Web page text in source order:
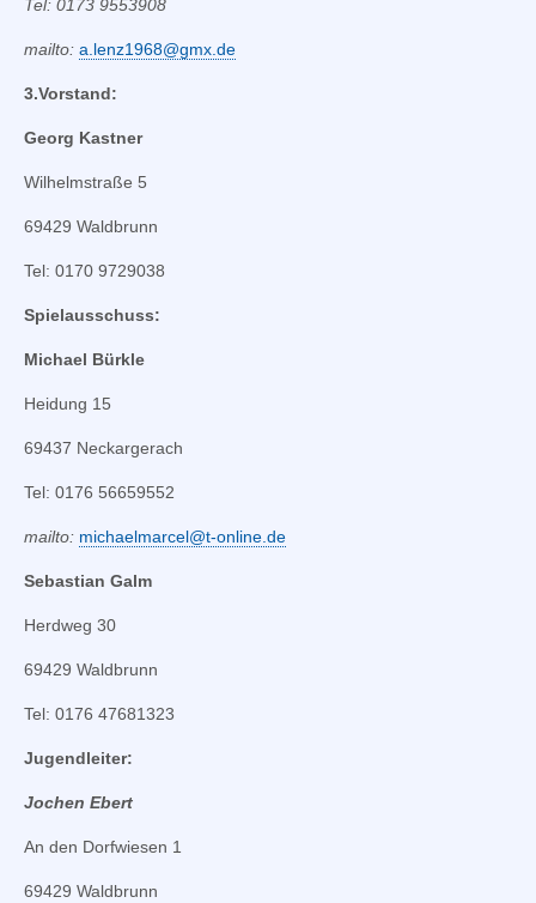
Tel: 0173 9553908
mailto: a.lenz1968@gmx.de
3.Vorstand:
Georg Kastner
Wilhelmstraße 5
69429 Waldbrunn
Tel: 0170 9729038
Spielausschuss:
Michael Bürkle
Heidung 15
69437 Neckargerach
Tel: 0176 56659552
mailto: michaelmarcel@t-online.de
Sebastian Galm
Herdweg 30
69429 Waldbrunn
Tel: 0176 47681323
Jugendleiter:
Jochen Ebert
An den Dorfwiesen 1
69429 Waldbrunn